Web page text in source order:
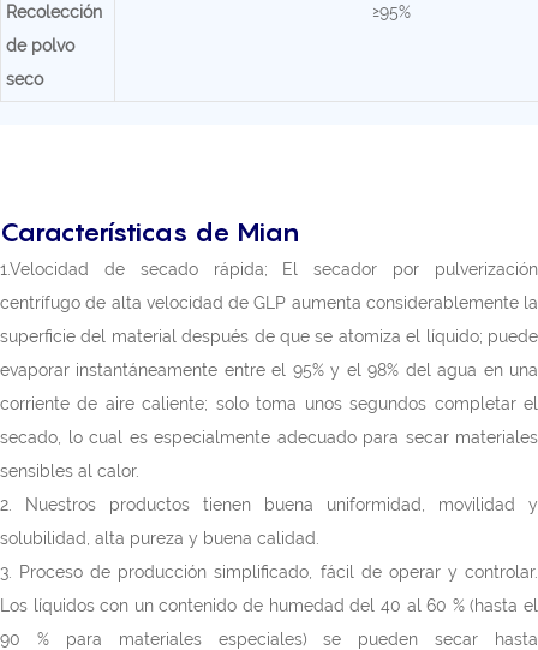
Recolección
de polvo
seco
≥95%
Características de Mian
1.Velocidad de secado rápida; El secador por pulverización
centrífugo de alta velocidad de GLP aumenta considerablemente la
superficie del material después de que se atomiza el líquido; puede
evaporar instantáneamente entre el 95% y el 98% del agua en una
corriente de aire caliente; solo toma unos segundos completar el
secado, lo cual es especialmente adecuado para secar materiales
sensibles al calor.
2. Nuestros productos tienen buena uniformidad, movilidad y
solubilidad, alta pureza y buena calidad.
3. Proceso de producción simplificado, fácil de operar y controlar.
Los líquidos con un contenido de humedad del 40 al 60 % (hasta el
90 % para materiales especiales) se pueden secar hasta